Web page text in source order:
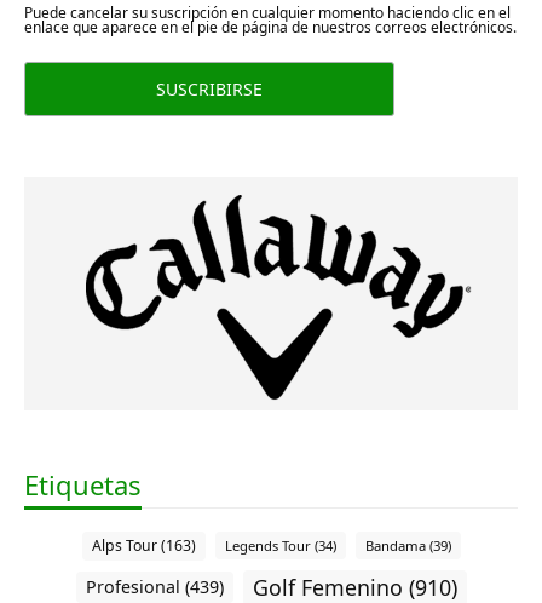
Puede cancelar su suscripción en cualquier momento haciendo clic en el
enlace que aparece en el pie de página de nuestros correos electrónicos.
Etiquetas
Alps Tour (163) Legends Tour (34) Bandama (39)
Profesional (439) Golf Femenino (910)